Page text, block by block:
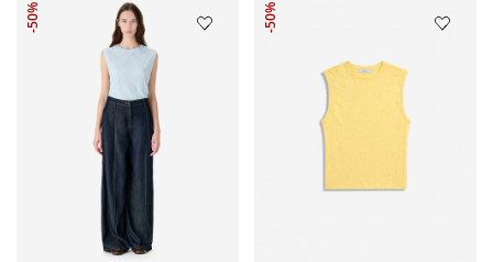
-50% -50%